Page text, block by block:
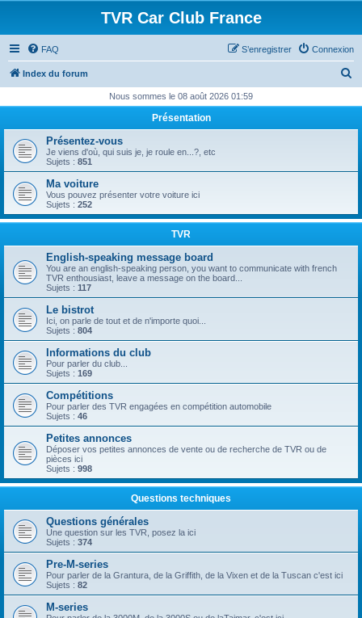
TVR Car Club France
FAQ Connexion
S’enregistrer
Index du forum
h
r
r
Nous sommes le 08 août 2026 01:59
Présentation
Présentez-vous
Je viens d'où, qui suis je, je roule en...?, etc
Sujets : 851
Ma voiture
Vous pouvez présenter votre voiture ici
Sujets : 252
TVR
English-speaking message board
You are an english-speaking person, you want to communicate with french
TVR enthousiast, leave a message on the board...
Sujets : 117
Le bistrot
Ici, on parle de tout et de n'importe quoi...
Sujets : 804
Informations du club
Pour parler du club...
Sujets : 169
Compétitions
Pour parler des TVR engagées en compétition automobile
Sujets : 46
Petites annonces
Déposer vos petites annonces de vente ou de recherche de TVR ou de
pièces ici
Sujets : 998
Questions techniques
Questions générales
Une question sur les TVR, posez la ici
Sujets : 374
Pre-M-series
Pour parler de la Grantura, de la Griffith, de la Vixen et de la Tuscan c'est ici
Sujets : 82
M-series